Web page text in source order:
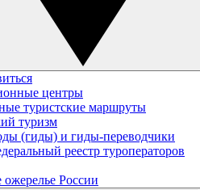
центры
туристские маршруты
туризм
(гиды) и гиды-переводчики
реестр туроператоров
ожерелье России